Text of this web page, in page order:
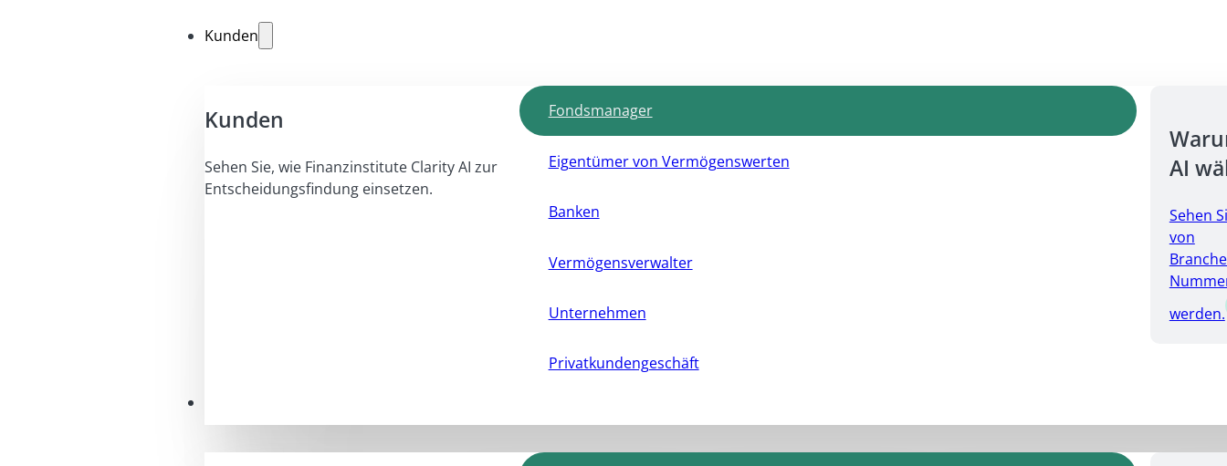
Kunden
Kunden
Sehen Sie, wie Finanzinstitute Clarity AI zur
Entscheidungsfindung einsetzen.
Fondsmanager
Eigentümer von Vermögenswerten
Banken
Vermögensverwalter
Unternehmen
Privatkundengeschäft
AI
Sehen
von
werden.